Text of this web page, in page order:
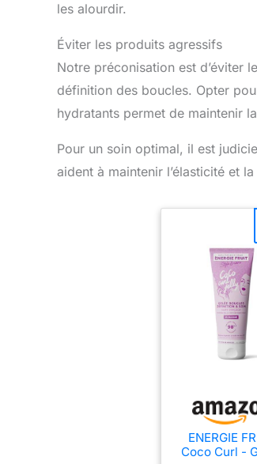
les alourdir.
Éviter les produits agressifs
Notre préconisation est d’éviter
définition des boucles. Opter
hydratants permet de maintenir
Pour un soin optimal, il est
aident à maintenir l’élasticité et
ENERGIE
Coco Curl -